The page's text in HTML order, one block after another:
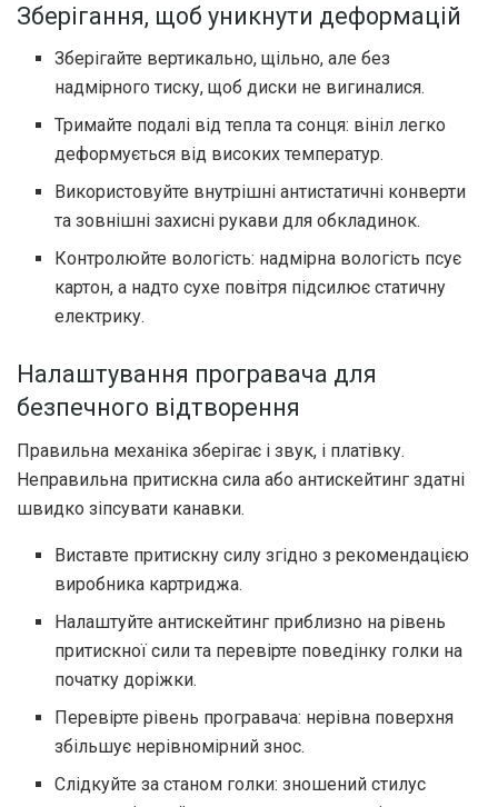
Зберігання, щоб уникнути деформацій
Зберігайте вертикально, щільно, але без
надмірного тиску, щоб диски не вигиналися.
Тримайте подалі від тепла та сонця: вініл легко
деформується від високих температур.
Використовуйте внутрішні антистатичні конверти
та зовнішні захисні рукави для обкладинок.
Контролюйте вологість: надмірна вологість псує
картон, а надто сухе повітря підсилює статичну
електрику.
Налаштування програвача для
безпечного відтворення
Правильна механіка зберігає і звук, і платівку.
Неправильна притискна сила або антискейтинг здатні
швидко зіпсувати канавки.
Виставте притискну силу згідно з рекомендацією
виробника картриджа.
Налаштуйте антискейтинг приблизно на рівень
притискної сили та перевірте поведінку голки на
початку доріжки.
Перевірте рівень програвача: нерівна поверхня
збільшує нерівномірний знос.
Слідкуйте за станом голки: зношений стилус